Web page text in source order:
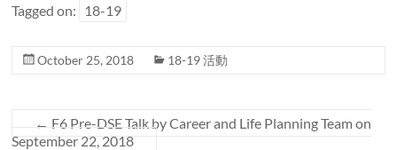
Tagged on: 18-19
October 25, 2018 18-19 活動
← F6 Pre-DSE Talk by Career and Life Planning Team on
September 22, 2018